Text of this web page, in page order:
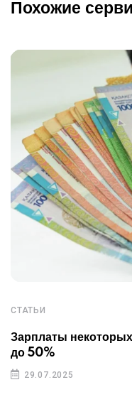
Похожие
СТАТЬИ
Зарплаты
до 50%
29.07.2025